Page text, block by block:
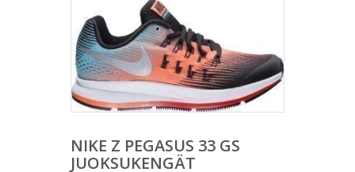
NIKE Z PEGASUS 33 GS
JUOKSUKENGÄT